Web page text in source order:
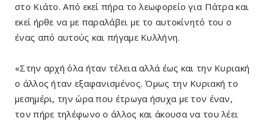
στο Κιάτο. Από εκεί πήρα το λεωφορείο για Πάτρα και
εκεί ήρθε να με παραλάβει με το αυτοκίνητό του ο
ένας από αυτούς και πήγαμε Κυλλήνη.
«Στην αρχή όλα ήταν τέλεια αλλά έως και την Κυριακή
ο άλλος ήταν εξαφανισμένος. Όμως την Κυριακή το
μεσημέρι, την ώρα που έτρωγα ήσυχα με τον έναν,
τον πήρε τηλέφωνο ο άλλος και άκουσα να του λέει